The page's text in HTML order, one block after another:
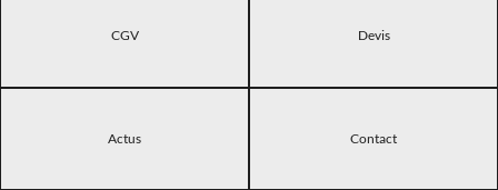
CGV Devis
Actus Contact